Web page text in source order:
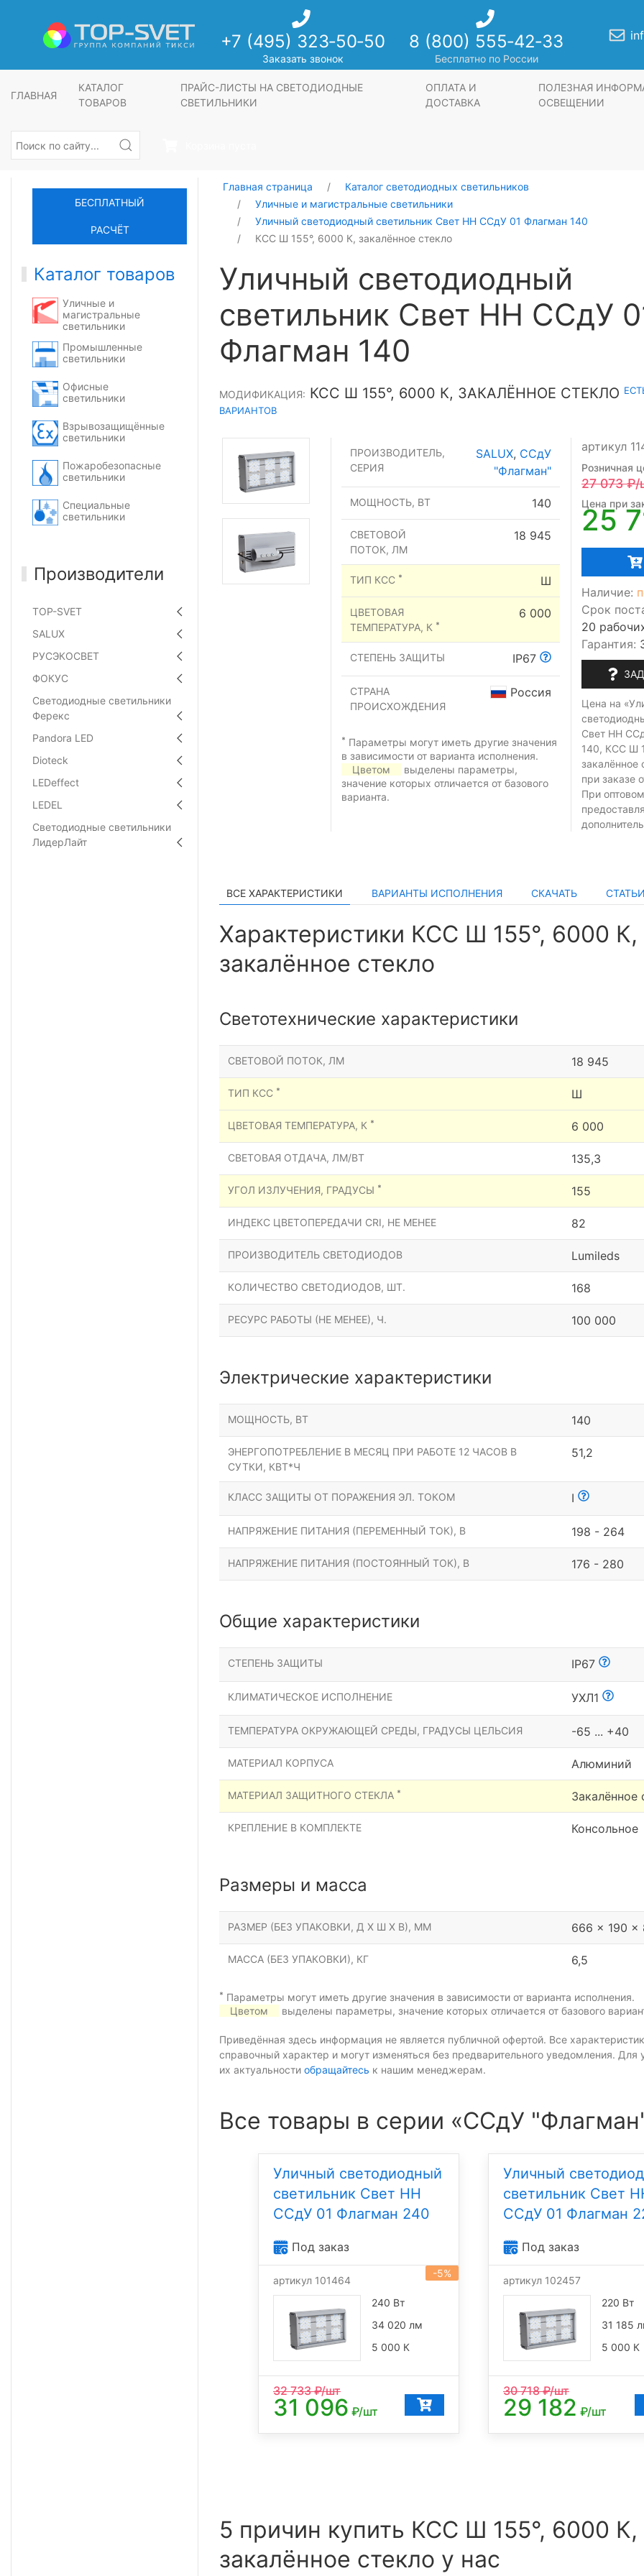
+7 (495) 323‑50‑50
Заказать звонок
8 (800) 555‑42‑33
Бесплатно по России
ГЛАВНАЯ
КАТАЛОГ
ТОВАРОВ
ПРАЙС-ЛИСТЫ НА СВЕТОДИОДНЫЕ
СВЕТИЛЬНИКИ
ОПЛАТА И
ДОСТАВКА
ПОЛЕЗНАЯ
ОСВЕЩЕНИИ
БЕСПЛАТНЫЙ
РАСЧЁТ
Каталог товаров
Уличные и
магистральные
светильники
Промышленные
светильники
Офисные
светильники
Взрывозащищённые
светильники
Пожаробезопасные
светильники
Специальные
светильники
Производители
TOP-SVET
SALUX
РУСЭКОСВЕТ
ФОКУС
Светодиодные светильники
Ферекс
Pandora LED
Dioteck
LEDeffect
LEDEL
Светодиодные светильники
ЛидерЛайт
Главная страница
Каталог светодиодных светильников
Уличные и магистральные светильники
Уличный светодиодный светильник Свет НН ССдУ 01 Флагман 140
КСС Ш 155°, 6000 К, закалённое стекло
Уличный светодиодный
светильник Свет НН ССдУ
Флагман 140
МОДИФИКАЦИЯ: КСС Ш 155°, 6000 К, ЗАКАЛЁННОЕ СТЕКЛО
ВАРИАНТОВ
ПРОИЗВОДИТЕЛЬ,
СЕРИЯ
SALUX, ССдУ
"Флагман"
МОЩНОСТЬ, ВТ 140
СВЕТОВОЙ
ПОТОК, ЛМ
18 945
ТИП КСС * Ш
ЦВЕТОВАЯ
ТЕМПЕРАТУРА, К *
6 000
СТЕПЕНЬ ЗАЩИТЫ IP67
СТРАНА
ПРОИСХОЖДЕНИЯ
Россия
* Параметры могут иметь другие значения
в зависимости от варианта исполнения.
Цветом
выделены параметры,
значение которых отличается от базового
варианта.
артикул
Розничная
27 073₽/
Цена при
25
Наличие:
Срок
20
Гарантия:
Цена на
Свет НН
140, КСС Ш
закалённое
при заказе
При
ВСЕ ХАРАКТЕРИСТИКИ ВАРИАНТЫ ИСПОЛНЕНИЯ СКАЧАТЬ
Характеристики КСС Ш 155°, 6000 К,
закалённое стекло
Светотехнические характеристики
СВЕТОВОЙ ПОТОК, ЛМ 18 945
ТИП КСС * Ш
ЦВЕТОВАЯ ТЕМПЕРАТУРА, К * 6 000
СВЕТОВАЯ ОТДАЧА, ЛМ/ВТ 135,3
УГОЛ ИЗЛУЧЕНИЯ, ГРАДУСЫ * 155
ИНДЕКС ЦВЕТОПЕРЕДАЧИ CRI, НЕ МЕНЕЕ 82
ПРОИЗВОДИТЕЛЬ СВЕТОДИОДОВ Lumileds
КОЛИЧЕСТВО СВЕТОДИОДОВ, ШТ. 168
РЕСУРС РАБОТЫ (НЕ МЕНЕЕ), Ч. 100 000
Электрические характеристики
МОЩНОСТЬ, ВТ 140
ЭНЕРГОПОТРЕБЛЕНИЕ В МЕСЯЦ ПРИ РАБОТЕ 12 ЧАСОВ В
СУТКИ, КВТ*Ч
51,2
КЛАСС ЗАЩИТЫ ОТ ПОРАЖЕНИЯ ЭЛ. ТОКОМ I
НАПРЯЖЕНИЕ ПИТАНИЯ (ПЕРЕМЕННЫЙ ТОК), В 198 - 264
НАПРЯЖЕНИЕ ПИТАНИЯ (ПОСТОЯННЫЙ ТОК), В 176 - 280
Общие характеристики
СТЕПЕНЬ ЗАЩИТЫ IP67
КЛИМАТИЧЕСКОЕ ИСПОЛНЕНИЕ УХЛ1
ТЕМПЕРАТУРА ОКРУЖАЮЩЕЙ СРЕДЫ, ГРАДУСЫ ЦЕЛЬСИЯ -65 ... +40
МАТЕРИАЛ КОРПУСА Алюминий
МАТЕРИАЛ ЗАЩИТНОГО СТЕКЛА * Закалённое
КРЕПЛЕНИЕ В КОМПЛЕКТЕ Консольное
Размеры и масса
РАЗМЕР (БЕЗ УПАКОВКИ, Д Х Ш Х В), ММ 666 x 190 x
МАССА (БЕЗ УПАКОВКИ), КГ 6,5
* Параметры могут иметь другие значения в зависимости от варианта исполнения.
Цветом
выделены параметры, значение которых отличается от базового
Приведённая здесь информация не является публичной офертой. Все
справочный характер и могут изменяться без предварительного уведомления. Для
их актуальности обращайтесь к нашим менеджерам.
Все товары в серии «ССдУ
Уличный светодиодный
светильник Свет НН
ССдУ 01 Флагман 240
Под заказ
-5%
артикул 101464
240 Вт
34 020 лм
5 000 К
32 733₽/шт
31 096 ₽/шт
Уличный
светильник Свет
ССдУ 01 Флагман
Под заказ
артикул 102457
220 Вт
31 185
5 000 К
30 718₽/шт
29 182 ₽/шт
5 причин купить КСС Ш 155°, 6000 К,
закалённое стекло у нас